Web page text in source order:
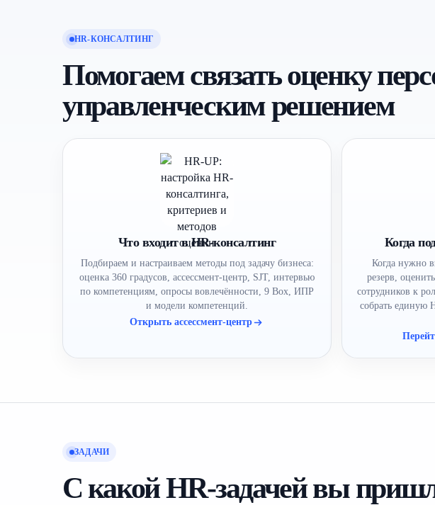
HR-КОНСАЛТИНГ
Помогаем связать оценку
управленческим решением
Что входит в HR-консалтинг
Подбираем и настраиваем методы под задачу бизнеса:
оценка 360 градусов, ассессмент-центр, SJT, интервью
по компетенциям, опросы вовлечённости, 9 Box, ИПР
и модели компетенций.
Открыть ассессмент-центр
Когда
Когда нужно
резерв,
сотрудников к
собрать единую
ЗАДАЧИ
С какой HR-задачей вы